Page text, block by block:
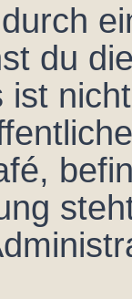
du
ist